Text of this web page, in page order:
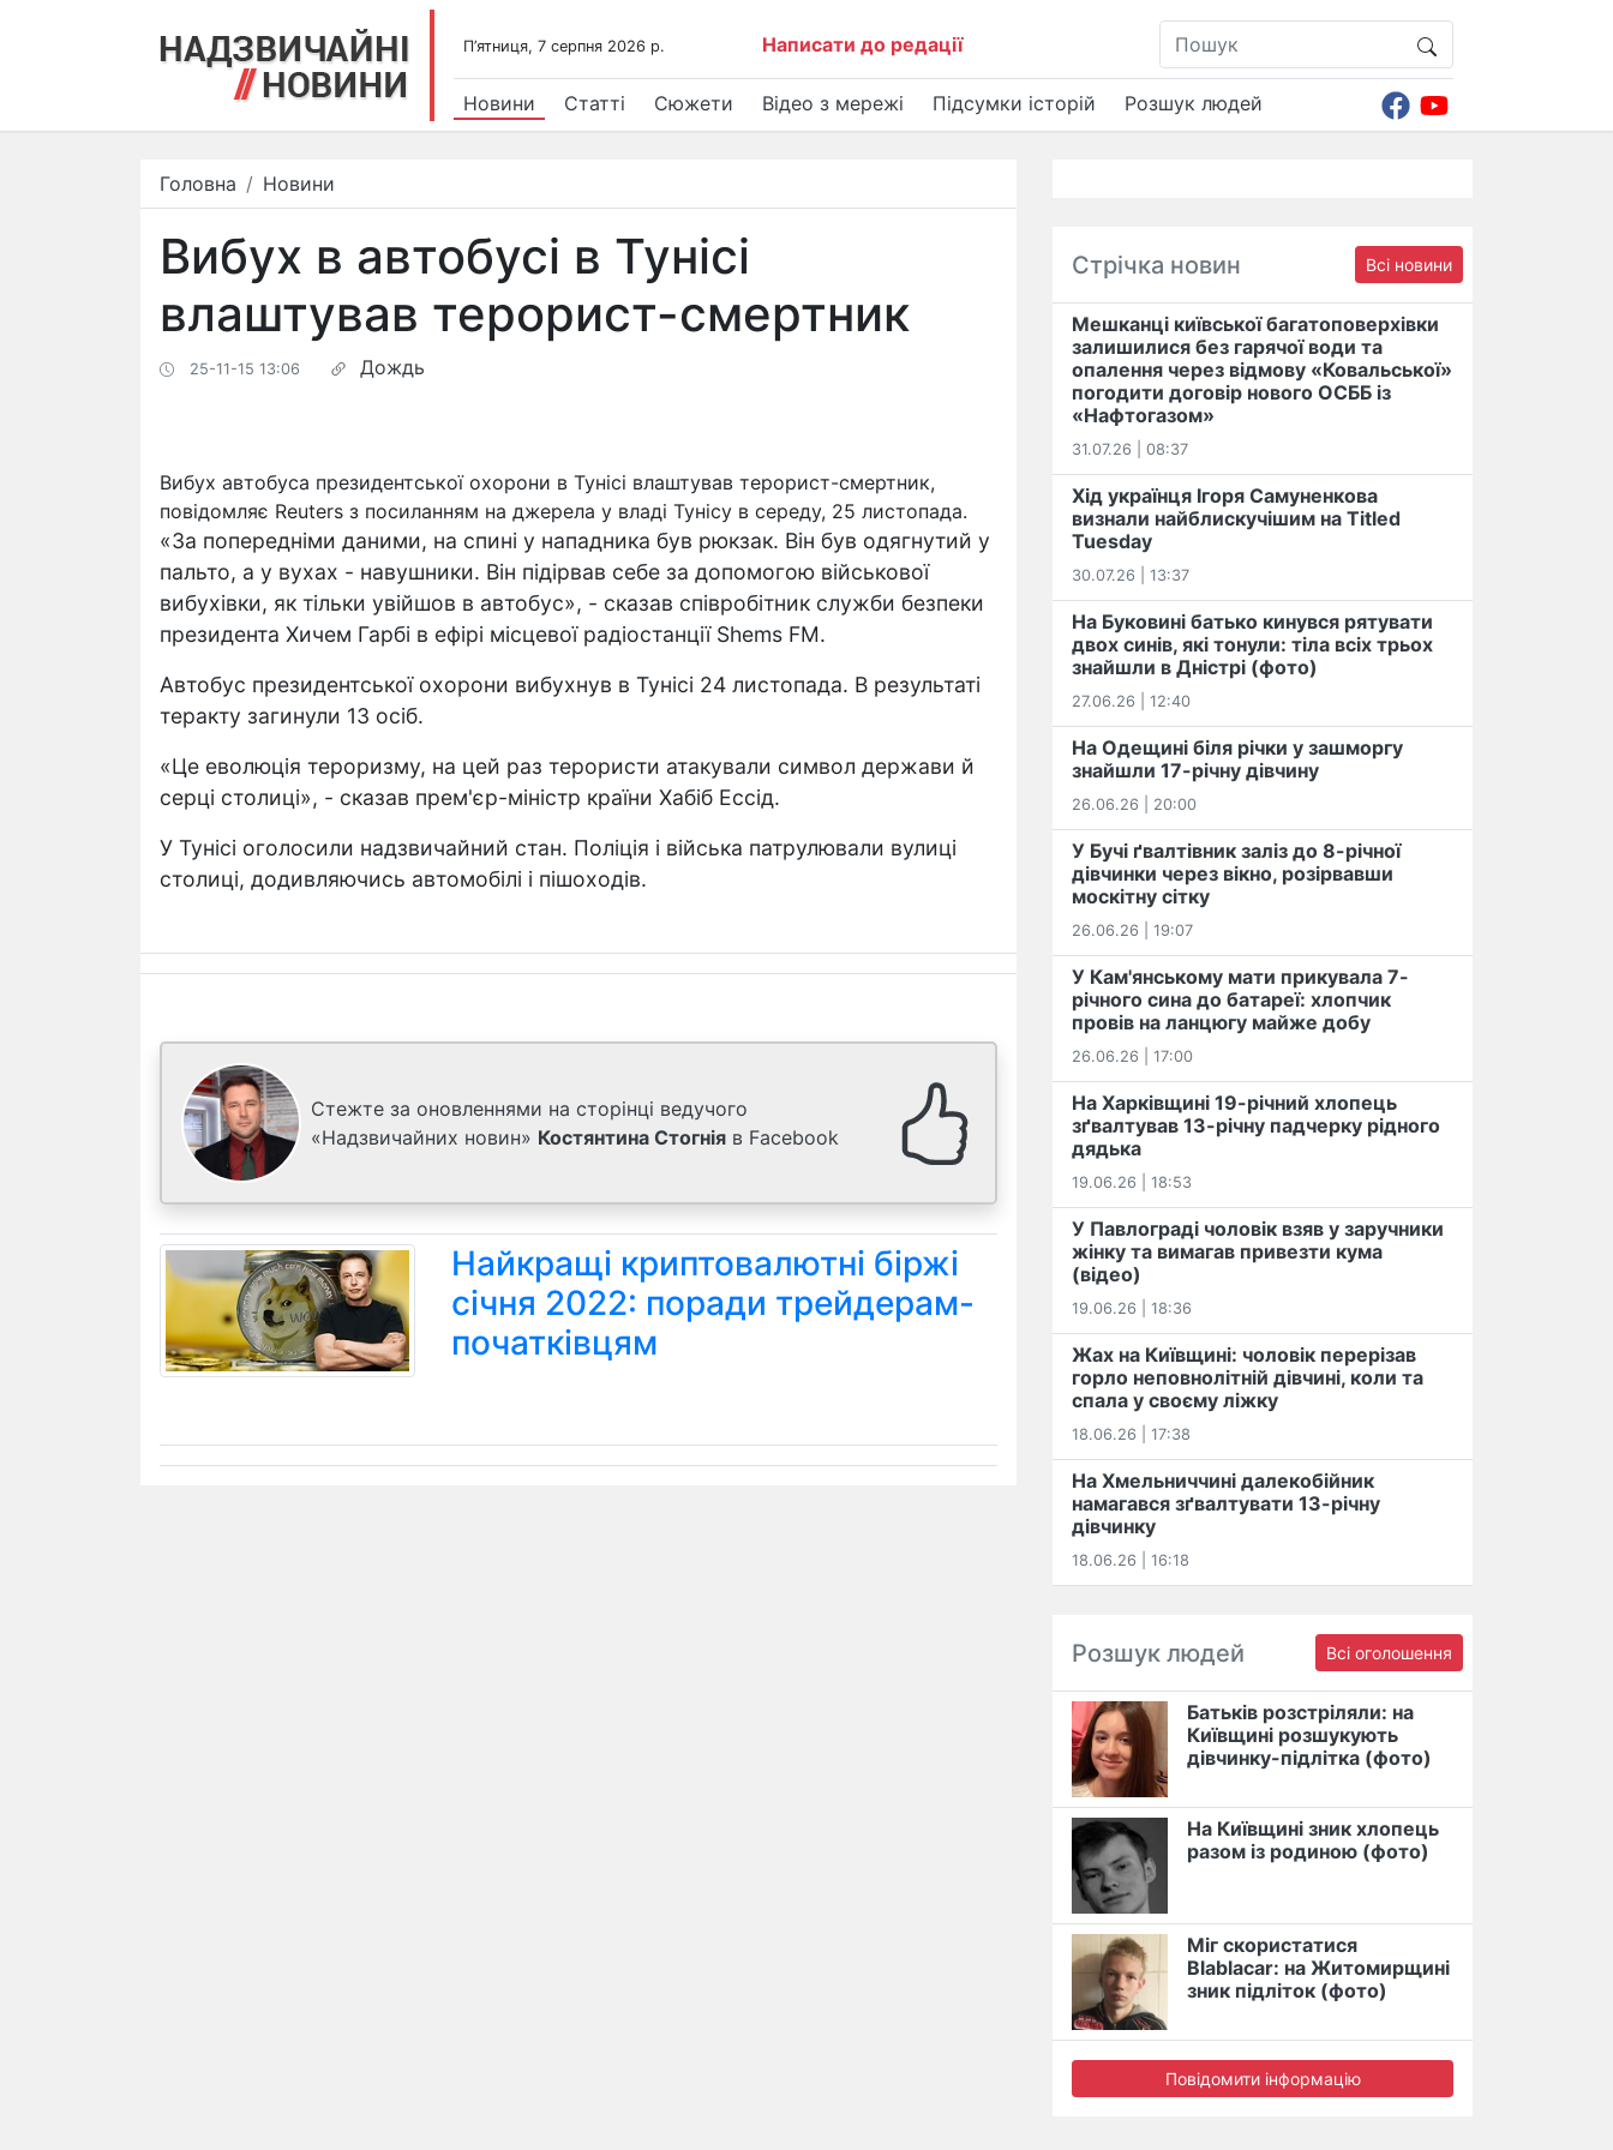
П’ятниця, 7 серпня 2026 р. Написати до редації
Новини Статті Сюжети Відео з мережі Підсумки історій Розшук людей
Головна Новини
Вибух в автобусі в Тунісі
влаштував терорист-смертник
25-11-15 13:06 Дождь
Вибух автобуса президентської охорони в Тунісі влаштував терорист-смертник,
повідомляє Reuters з посиланням на джерела у владі Тунісу в середу, 25 листопада.
«За попередніми даними, на спині у нападника був рюкзак. Він був одягнутий у
пальто, а у вухах - навушники. Він підірвав себе за допомогою військової
вибухівки, як тільки увійшов в автобус», - сказав співробітник служби безпеки
президента Хичем Гарбі в ефірі місцевої радіостанції Shems FM.
Автобус президентської охорони вибухнув в Тунісі 24 листопада. В результаті
теракту загинули 13 осіб.
«Це еволюція тероризму, на цей раз терористи атакували символ держави й
серці столиці», - сказав прем'єр-міністр країни Хабіб Ессід.
У Тунісі оголосили надзвичайний стан. Поліція і війська патрулювали вулиці
столиці, додивляючись автомобілі і пішоходів.
Стежте за оновленнями на сторінці ведучого
«Надзвичайних новин» Костянтина Стогнія в Facebook
Найкращі криптовалютні біржі
січня 2022: поради трейдерам-
початківцям
Стрічка новин Всі новини
Мешканці київської багатоповерхівки
залишилися без гарячої води та
опалення через відмову «Ковальської»
погодити договір нового ОСББ із
«Нафтогазом»
31.07.26 | 08:37
Хід українця Ігоря Самуненкова
визнали найблискучішим на Titled
Tuesday
30.07.26 | 13:37
На Буковині батько кинувся рятувати
двох синів, які тонули: тіла всіх трьох
знайшли в Дністрі (фото)
27.06.26 | 12:40
На Одещині біля річки у зашморгу
знайшли 17-річну дівчину
26.06.26 | 20:00
У Бучі ґвалтівник заліз до 8-річної
дівчинки через вікно, розірвавши
москітну сітку
26.06.26 | 19:07
У Кам'янському мати прикувала 7-
річного сина до батареї: хлопчик
провів на ланцюгу майже добу
26.06.26 | 17:00
На Харківщині 19-річний хлопець​
️зґвалтував 13-річну падчерку рідного
дядька
19.06.26 | 18:53
У Павлограді чоловік взяв у заручники
жінку та вимагав привезти кума
(відео)
19.06.26 | 18:36
Жах на Київщині: чоловік перерізав
горло неповнолітній дівчині, коли та
спала у своєму ліжку
18.06.26 | 17:38
На Хмельниччині далекобійник
намагався зґвалтувати 13-річну
дівчинку
18.06.26 | 16:18
Розшук людей Всі оголошення
Батьків розстріляли: на
Київщині розшукують
дівчинку-підлітка (фото)
На Київщині зник хлопець
разом із родиною (фото)
Міг скористатися
Blablacar: на Житомирщині
зник підліток (фото)
Повідомити інформацію